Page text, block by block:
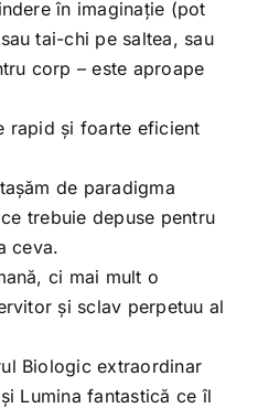
în imaginație (pot
tai-chi pe saltea, sau
corp – este aproape
rapid și foarte eficient
de paradigma
trebuie depuse pentru
ceva.
ci mai mult o
și sclav perpetuu al
Biologic extraordinar
Lumina fantastică ce îl